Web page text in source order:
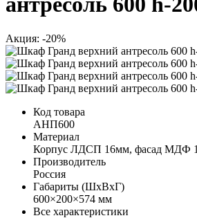
Акция: -20%
Код товара
АНП600
Материал
Корпус ЛДСП 16мм, фасад МДФ
Производитель
Россия
Габариты (ШхВхГ)
600×200×574 мм
Все характеристики